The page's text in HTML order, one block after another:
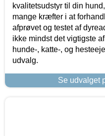
kvalitetsudstyr til din
mange kræfter i at
afprøvet og testet af
ikke mindst det vigtigste
hunde-, katte-, og
udvalg.
Se udvalget